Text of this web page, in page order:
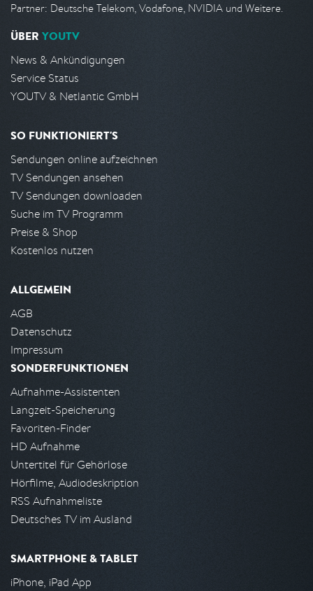
Partner: Deutsche Telekom, Vodafone, NVIDIA und Weitere.
ÜBER YOUTV
News & Ankündigungen
Service Status
YOUTV & Netlantic GmbH
SO FUNKTIONIERT'S
Sendungen online aufzeichnen
TV Sendungen ansehen
TV Sendungen downloaden
Suche im TV Programm
Preise & Shop
Kostenlos nutzen
ALLGEMEIN
AGB
Datenschutz
Impressum
SONDERFUNKTIONEN
Aufnahme-Assistenten
Langzeit-Speicherung
Favoriten-Finder
HD Aufnahme
Untertitel für Gehörlose
Hörfilme, Audiodeskription
RSS Aufnahmeliste
Deutsches TV im Ausland
SMARTPHONE & TABLET
iPhone, iPad App